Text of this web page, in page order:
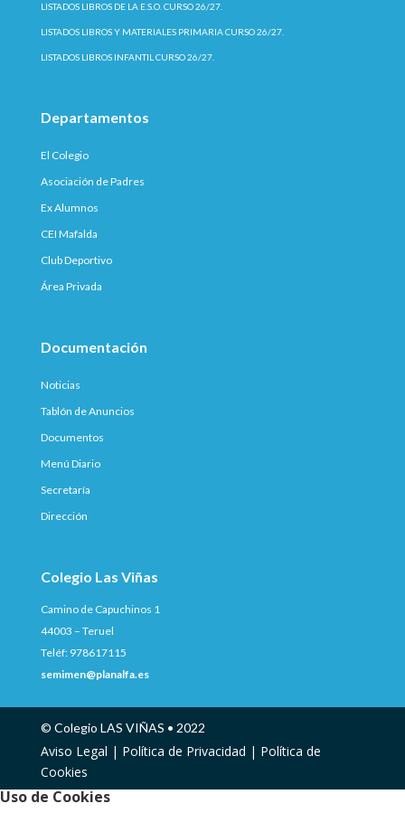
LISTADOS LIBROS DE LA E.S.O. CURSO 26/27.
LISTADOS LIBROS Y MATERIALES PRIMARIA CURSO 26/27.
LISTADOS LIBROS INFANTIL CURSO 26/27.
Departamentos
El Colegio
Asociación de Padres
Ex Alumnos
CEI Mafalda
Club Deportivo
Área Privada
Documentación
Noticias
Tablón de Anuncios
Documentos
Menú Diario
Secretaría
Dirección
Colegio Las Viñas
Camino de Capuchinos 1
44003 – Teruel
Teléf: 978617115
semimen@planalfa.es
© Colegio LAS VIÑAS • 2022
Aviso Legal | Política de Privacidad | Política de
Cookies
Uso de Cookies